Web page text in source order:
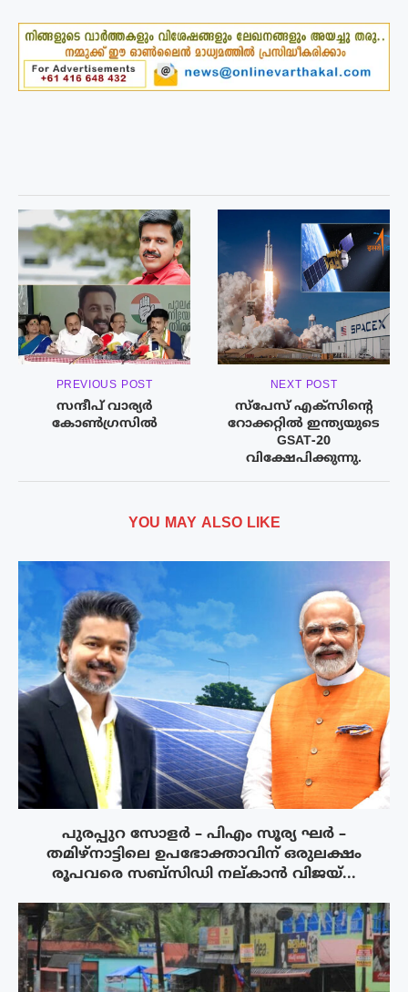
PREVIOUS POST
സന്ദീപ് വാര്യര്‍
കോൺഗ്രസിൽ
NEXT POST
സ്‌പേസ് എക്‌സിന്റെ
റോക്കറ്റില്‍ ഇന്ത്യയുടെ
GSAT-20
വിക്ഷേപിക്കുന്നു.
YOU MAY ALSO LIKE
പുരപ്പുറ സോളർ – പിഎം സൂര്യ ഘർ –
തമിഴ്നാട്ടിലെ ഉപഭോക്താവിന് ഒരുലക്ഷം
രൂപവരെ സബ്സിഡി നല്കാൻ വിജയ്...